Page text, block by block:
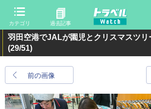
カテゴリ 過去記事
羽田空港でJALが園児とクリスマスツリ
(29/51)
前の画像